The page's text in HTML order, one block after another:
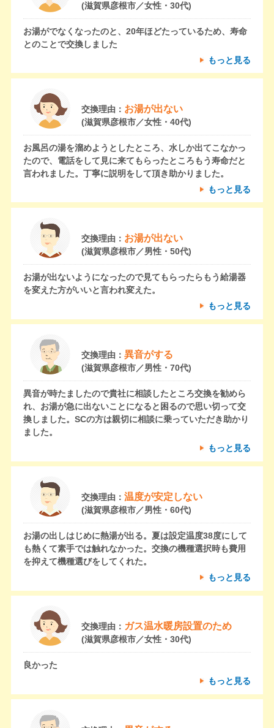
(滋賀県彦根市／女性・30代)
お湯がでなくなったのと、20年ほどたっているため、寿命
とのことで交換しました
もっと見る
交換理由： お湯が出ない
(滋賀県彦根市／女性・40代)
お風呂の湯を溜めようとしたところ、水しか出てこなかっ
たので、電話をして見に来てもらったところもう寿命だと
言われました。丁寧に説明をして頂き助かりました。
もっと見る
交換理由： お湯が出ない
(滋賀県彦根市／男性・50代)
お湯が出ないようになったので見てもらったらもう給湯器
を変えた方がいいと言われ変えた。
もっと見る
交換理由： 異音がする
(滋賀県彦根市／男性・70代)
異音が時たましたので貴社に相談したところ交換を勧めら
れ、お湯が急に出ないことになると困るので思い切って交
換しました。SCの方は親切に相談に乗っていただき助かり
ました。
もっと見る
交換理由： 温度が安定しない
(滋賀県彦根市／男性・60代)
お湯の出しはじめに熱湯が出る。夏は設定温度38度にして
も熱くて素手では触れなかった。交換の機種選択時も費用
を抑えて機種選びをしてくれた。
もっと見る
交換理由： ガス温水暖房設置のため
(滋賀県彦根市／女性・30代)
良かった
もっと見る